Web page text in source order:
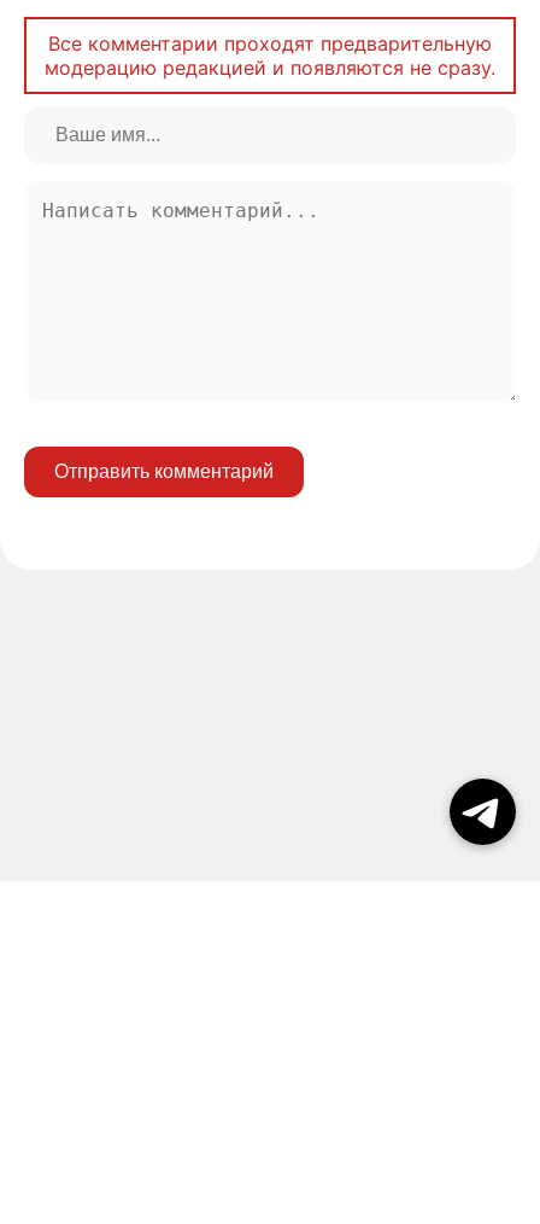
Все комментарии проходят предварительную
модерацию редакцией и появляются не сразу.
Отправить комментарий